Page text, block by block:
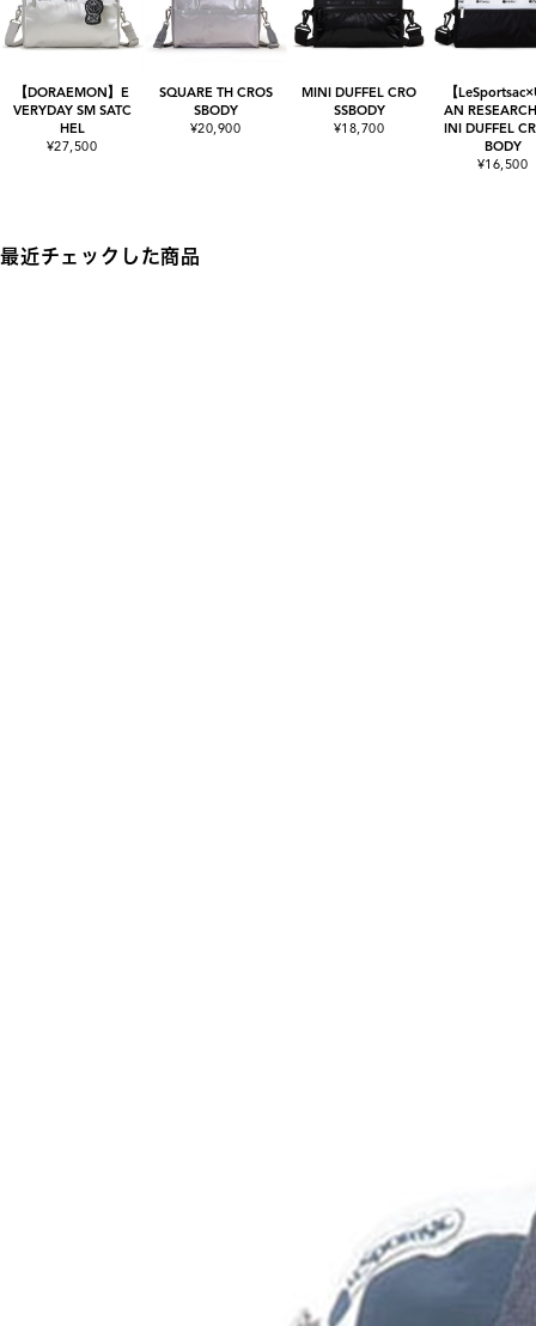
【DORAEMON】E
VERYDAY SM SATC
HEL
¥27,500
SQUARE TH CROS
SBODY
¥20,900
MINI DUFFEL CRO
SSBODY
¥18,700
【
AN
INI DUFFEL
BODY
¥16,500
最近チェックした商品